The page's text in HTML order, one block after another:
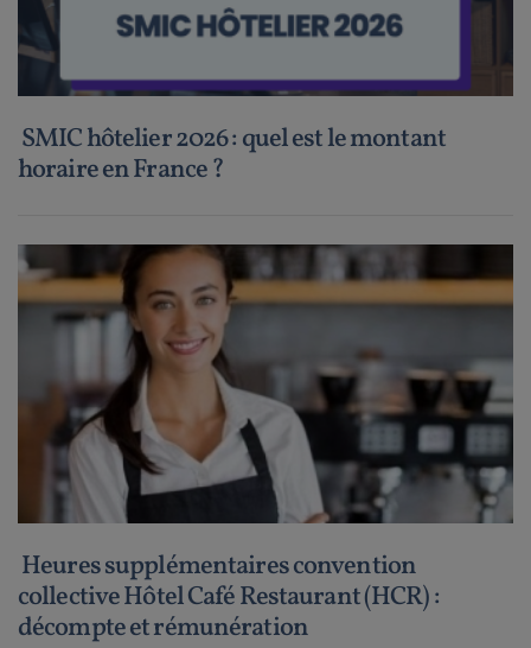
SMIC hôtelier 2026 : quel est le montant
horaire en France ?
Heures supplémentaires convention
collective Hôtel Café Restaurant (HCR) :
décompte et rémunération